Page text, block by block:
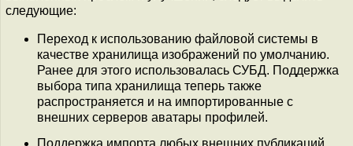
следующие:
Переход к использованию файловой системы в
качестве хранилища изображений по умолчанию.
Ранее для этого использовалась СУБД. Поддержка
выбора типа хранилища теперь также
распространяется и на импортированные с
внешних серверов аватары профилей.